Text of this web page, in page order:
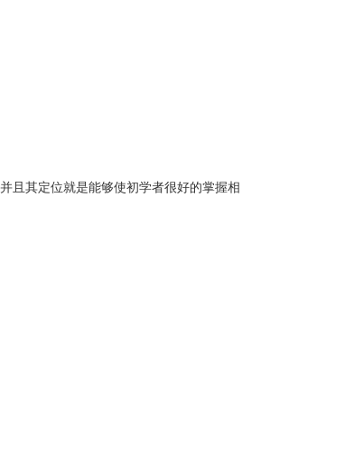
且其定位就是能够使初学者很好的掌握相